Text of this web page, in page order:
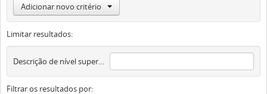
Adicionar novo critério
Limitar resultados:
Descrição de nível superior
Filtrar os resultados por: